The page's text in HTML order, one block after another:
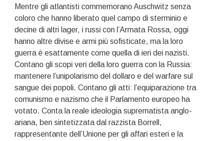
Mentre gli atlantisti commemorano Auschwitz senza
coloro che hanno liberato quel campo di sterminio e
decine di altri lager, i russi con l’Armata Rossa, oggi
hanno altre divise e armi più sofisticate, ma la loro
guerra è esattamente come quella di ieri dei nazisti.
Contano gli scopi veri della loro guerra con la Russia:
mantenere l’unipolarismo del dollaro e del warfare sul
sangue dei popoli. Contano gli atti: l’equiparazione tra
comunismo e nazismo che il Parlamento europeo ha
votato. Conta la reale ideologia suprematista anglo-
ariana, ben sintetizzata dal razzista Borrell,
rappresentante dell’Unione per gli affari esteri e la